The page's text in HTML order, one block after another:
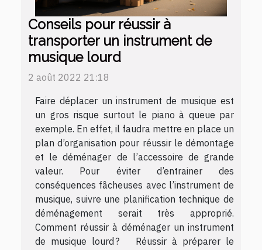
Conseils pour réussir à
transporter un instrument de
musique lourd
2 août 2022 21:18
Faire déplacer un instrument de musique est
un gros risque surtout le piano à queue par
exemple. En effet, il faudra mettre en place un
plan d’organisation pour réussir le démontage
et le déménager de l’accessoire de grande
valeur. Pour éviter d’entrainer des
conséquences fâcheuses avec l’instrument de
musique, suivre une planification technique de
déménagement serait très approprié.
Comment réussir à déménager un instrument
de musique lourd ? Réussir à préparer le